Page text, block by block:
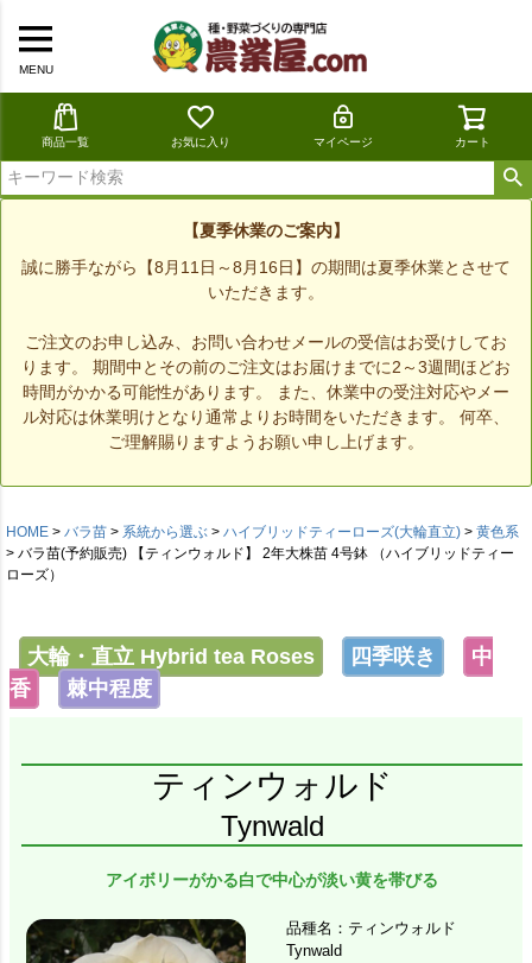
MENU
商品一覧 お気に入り マイページ カート
【夏季休業のご案内】
誠に勝手ながら【8月11日～8月16日】の期間は夏季休業とさせて
いただきます。
ご注文のお申し込み、お問い合わせメールの受信はお受けしてお
ります。 期間中とその前のご注文はお届けまでに2～3週間ほどお
時間がかかる可能性があります。 また、休業中の受注対応やメー
ル対応は休業明けとなり通常よりお時間をいただきます。 何卒、
ご理解賜りますようお願い申し上げます。
HOME バラ苗 系統から選ぶ ハイブリッドティーローズ(大輪直立)
黄色系
バラ苗(予約販売) 【ティンウォルド】 2年大株苗 4号鉢 （ハイブリッドティー
ローズ）
大輪・直立 Hybrid tea Roses 四季咲き
中
香
棘中程度
ティンウォルド
Tynwald
アイボリーがかる白で中心が淡い黄を帯びる
品種名：ティンウォルド
Tynwald